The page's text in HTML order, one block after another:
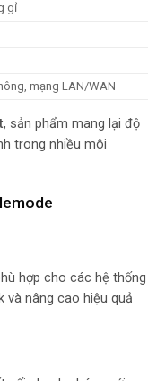
gỉ
mạng LAN/WAN
, sản phẩm mang lại độ
trong nhiều môi
hợp cho các hệ thống
và nâng cao hiệu quả